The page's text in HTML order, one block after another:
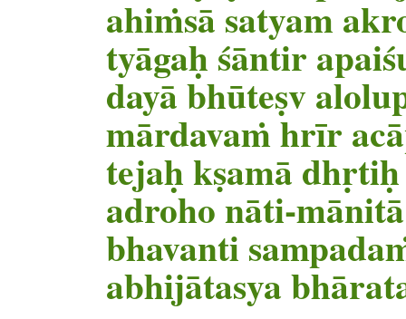
ahiṁsā satyam
tyāgaḥ śāntir
dayā bhūteṣv
mārdavaṁ hrīr
tejaḥ kṣamā dhṛtiḥ
adroho nāti-mānitā
bhavanti
abhijātasya